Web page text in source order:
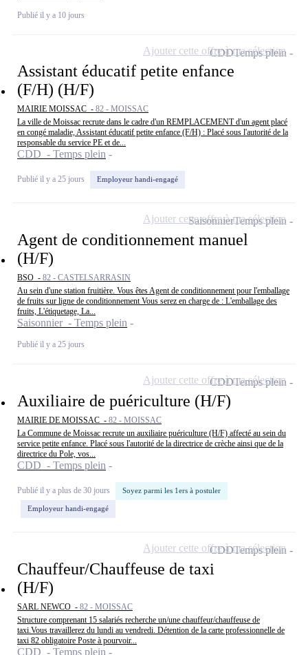
Publié il y a 10 jours
Assistant éducatif petite enfance
(F/H) (H/F)
MAIRIE MOISSAC - 82 - MOISSAC
La ville de Moissac recrute dans le cadre d'un REMPLACEMENT d'un agent placé
en congé maladie, Assistant éducatif petite enfance (F/H) : Placé sous l'autorité de la
responsable du service PE et de...
CDD - Temps plein
Publié il y a 25 jours Employeur handi-engagé
CDDTemps plein
Ajouter cette offre à ma sélection
Agent de conditionnement manuel
(H/F)
BSO - 82 - CASTELSARRASIN
Au sein d'une station fruitière. Vous êtes Agent de conditionnement pour l'emballage
de fruits sur ligne de conditionnement Vous serez en charge de : L'emballage des
fruits, L'étiquetage, La...
Saisonnier - Temps plein
Publié il y a 25 jours
SaisonnierTemps plein
Ajouter cette offre à ma sélection
Auxiliaire de puériculture (H/F)
MAIRIE DE MOISSAC - 82 - MOISSAC
La Commune de Moissac recrute un auxiliaire puériculture (H/F) affecté au sein du
service petite enfance. Placé sous l'autorité de la directrice de crèche ainsi que de la
directrice du Pole, vos...
CDD - Temps plein
Publié il y a plus de 30 jours Soyez parmi les 1ers à postuler
Employeur handi-engagé
CDDTemps plein
Ajouter cette offre à ma sélection
Chauffeur/Chauffeuse de taxi
(H/F)
SARL NEWCO - 82 - MOISSAC
Structure comprenant 15 salariés recherche un/une chauffeur/chauffeuse de
taxi.Vous travaillerez du lundi au vendredi. Détention de la carte professionnelle de
taxi 82 obligatoire Poste à pourvoir...
CDD - Temps plein
CDDTemps plein
Ajouter cette offre à ma sélection